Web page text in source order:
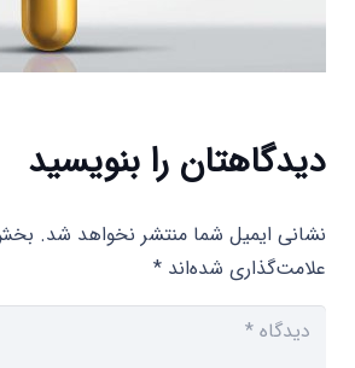
دیدگاهتان را بنویسید
نشانی ایمیل شما منتشر نخواهد شد.
علامت‌گذاری شده‌اند *